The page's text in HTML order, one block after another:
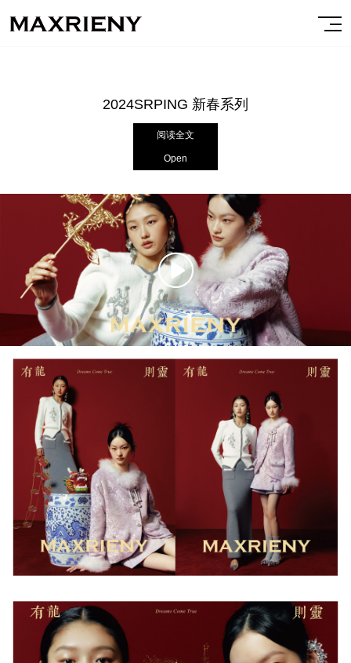
2024SRPING 新春系列
阅读全文
Open